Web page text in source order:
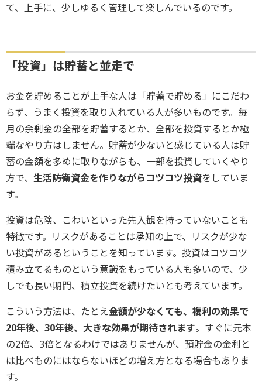
て、上手に、少しゆるく管理して楽しんでいるのです。
「投資」は貯蓄と並走で
お金を貯めることが上手な人は「貯蓄で貯める」にこだわ
らず、うまく投資を取り入れている人が多いものです。毎
月の余剰金の全部を貯蓄するとか、全部を投資するとか極
端なやり方はしません。貯蓄が少ないと感じている人は貯
蓄の金額を多めに取りながらも、一部を投資していくやり
方で、 生活防衛資金を作りながらコツコツ投資をしていま
す。
投資は危険、こわいといった先入観を持っていないことも
特徴です。リスクがあることは承知の上で、リスクが少な
い投資があるということを知っています。投資はコツコツ
積み立てるものという意識をもっている人も多いので、少
しでも長い期間、積立投資を続けたいとも考えています。
こういう方法は、たとえ金額が少なくても、複利の効果で
20年後、30年後、大きな効果が期待されます。すぐに元本
の2倍、3倍となるわけではありませんが、預貯金の金利と
は比べものにはならないほどの増え方となる場合もありま
す。